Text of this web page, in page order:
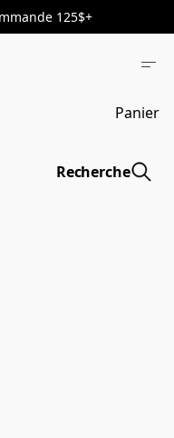
125$+
Panier
Recherche